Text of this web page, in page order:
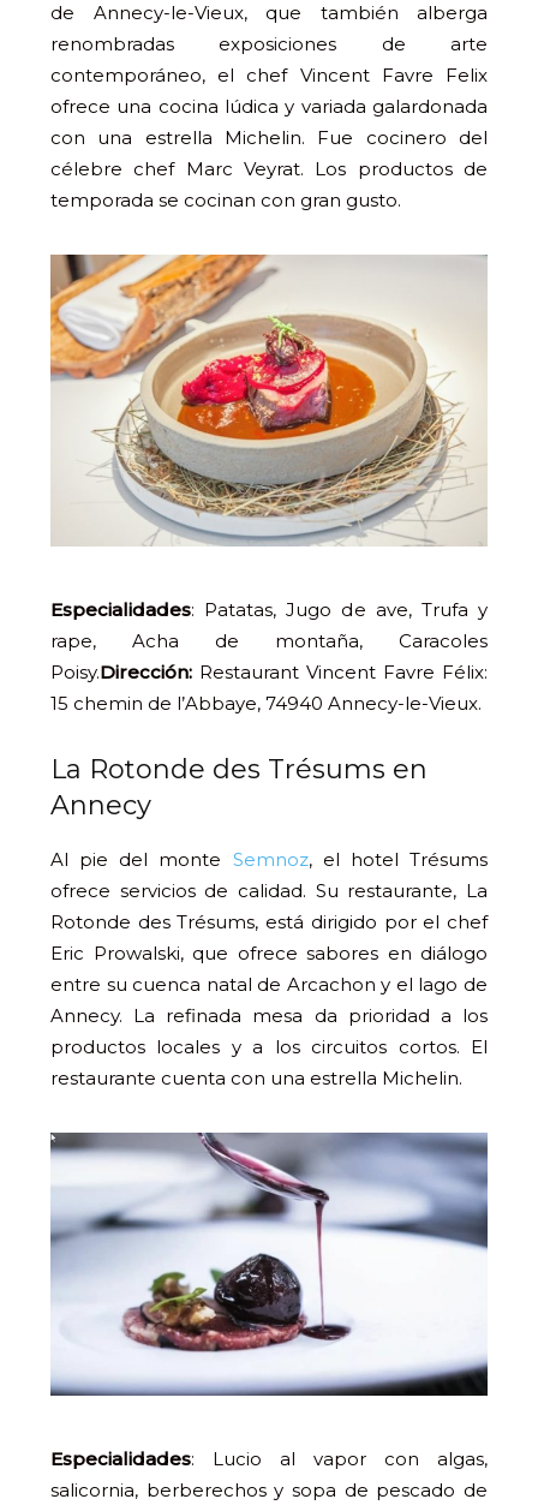
de Annecy-le-Vieux, que también alberga
renombradas exposiciones de arte
contemporáneo, el chef Vincent Favre Felix
ofrece una cocina lúdica y variada galardonada
con una estrella Michelin. Fue cocinero del
célebre chef Marc Veyrat. Los productos de
temporada se cocinan con gran gusto.
Especialidades: Patatas, Jugo de ave, Trufa y
rape, Acha de montaña, Caracoles
Poisy.Dirección: Restaurant Vincent Favre Félix:
15 chemin de l’Abbaye, 74940 Annecy-le-Vieux.
La Rotonde des Trésums en
Annecy
Al pie del monte Semnoz, el hotel Trésums
ofrece servicios de calidad. Su restaurante, La
Rotonde des Trésums, está dirigido por el chef
Eric Prowalski, que ofrece sabores en diálogo
entre su cuenca natal de Arcachon y el lago de
Annecy. La refinada mesa da prioridad a los
productos locales y a los circuitos cortos. El
restaurante cuenta con una estrella Michelin.
Especialidades: Lucio al vapor con algas,
salicornia, berberechos y sopa de pescado de